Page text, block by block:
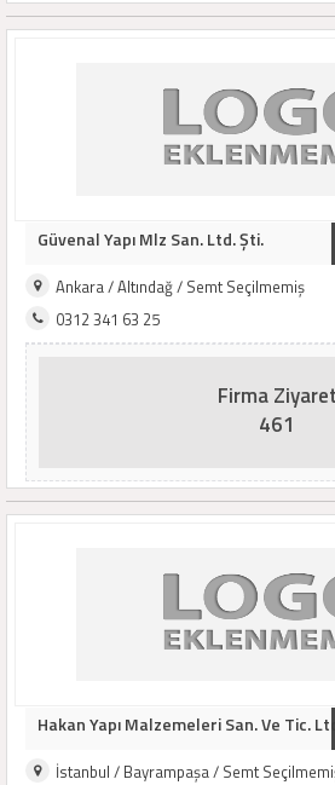
Güvenal Yapı Mlz San. Ltd. Şti.
Ankara / Altındağ / Semt Seçilmemiş
0312 341 63 25
Firma Ziyaret
461
Hakan Yapı Malzemeleri San. Ve Tic.
İstanbul / Bayrampaşa / Semt